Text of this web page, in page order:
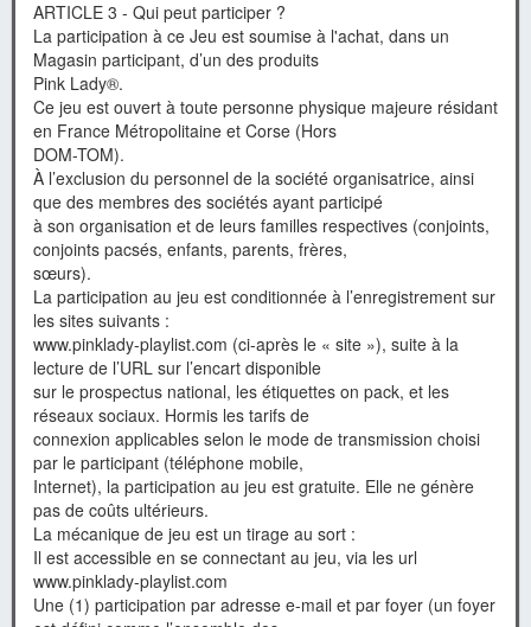
ARTICLE 3 - Qui peut participer ?
La participation à ce Jeu est soumise à l'achat, dans un
Magasin participant, d’un des produits
Pink Lady®.
Ce jeu est ouvert à toute personne physique majeure résidant
en France Métropolitaine et Corse (Hors
DOM-TOM).
À l’exclusion du personnel de la société organisatrice, ainsi
que des membres des sociétés ayant participé
à son organisation et de leurs familles respectives (conjoints,
conjoints pacsés, enfants, parents, frères,
sœurs).
La participation au jeu est conditionnée à l’enregistrement sur
les sites suivants :
www.pinklady-playlist.com (ci-après le « site »), suite à la
lecture de l’URL sur l’encart disponible
sur le prospectus national, les étiquettes on pack, et les
réseaux sociaux. Hormis les tarifs de
connexion applicables selon le mode de transmission choisi
par le participant (téléphone mobile,
Internet), la participation au jeu est gratuite. Elle ne génère
pas de coûts ultérieurs.
La mécanique de jeu est un tirage au sort :
Il est accessible en se connectant au jeu, via les url
www.pinklady-playlist.com
Une (1) participation par adresse e-mail et par foyer (un foyer